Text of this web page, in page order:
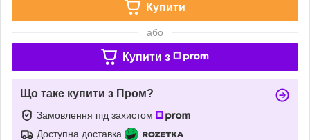
Купити
або
Купити з
Що таке купити з Пром?
Замовлення під захистом
Доступна доставка